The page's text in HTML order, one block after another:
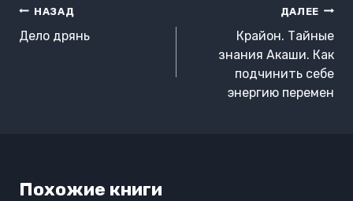
Навигация
по
НАЗАД
Дело дрянь
ДАЛЕЕ
Крайон. Тайные
знания Акаши. Как
подчинить себе
энергию перемен
Похожие книги